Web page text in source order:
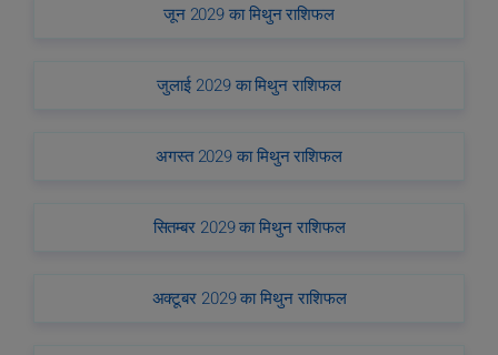
जून 2029 का मिथुन राशिफल
जुलाई 2029 का मिथुन राशिफल
अगस्त 2029 का मिथुन राशिफल
सितम्बर 2029 का मिथुन राशिफल
अक्टूबर 2029 का मिथुन राशिफल